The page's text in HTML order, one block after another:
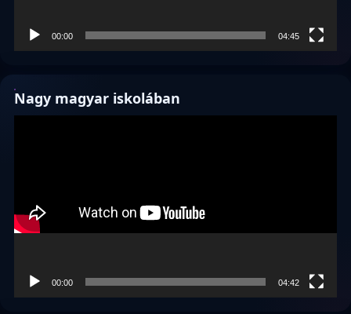
00:00 04:45
Nagy magyar iskolában
00:00 04:42